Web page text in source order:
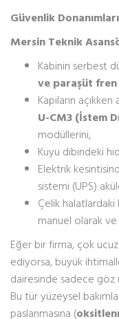
Güvenlik
Mersin Teknik
Kabinin serbest
ve paraşüt
Kapıların
U-CM3 (İstem
modüllerini,
Kuyu dibindeki
Elektrik
sistemi (UPS)
Çelik halatlardaki
manuel olarak
Eğer bir firma, çok
ediyorsa, büyük
dairesinde sadece göz
Bu tür yüzeysel
paslanmasına (